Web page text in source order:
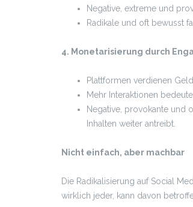
Negative, extreme und
Radikale und oft bewusst
4. Monetarisierung durch
Plattformen verdienen
Mehr Interaktionen
Negative, provokante und
Inhalten weiter antreibt.
Nicht einfach, aber machbar
Die Radikalisierung auf Social
wirklich jeder, kann davon